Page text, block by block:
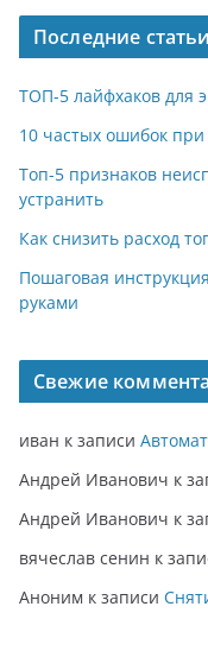
Последние статьи
ТОП-5 лайфхаков для
10 частых ошибок
Топ-5 признаков
устранить
Как снизить расход
Пошаговая
руками
Свежие
иван к записи
Андрей Иванович к
Андрей Иванович к
вячеслав сенин к
Аноним к записи